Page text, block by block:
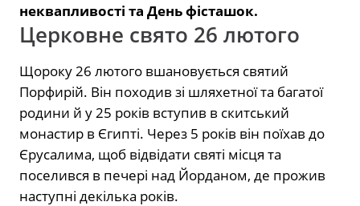
неквапливості та День фісташок.
Церковне свято 26 лютого
Щороку 26 лютого вшановується святий
Порфирій. Він походив зі шляхетної та багатої
родини й у 25 років вступив в скитський
монастир в Єгипті. Через 5 років він поїхав до
Єрусалима, щоб відвідати святі місця та
поселився в печері над Йорданом, де прожив
наступні декілька років.